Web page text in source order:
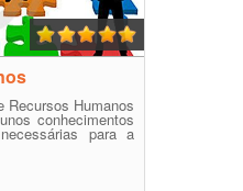
Recursos Humanos
conhecimentos
para a